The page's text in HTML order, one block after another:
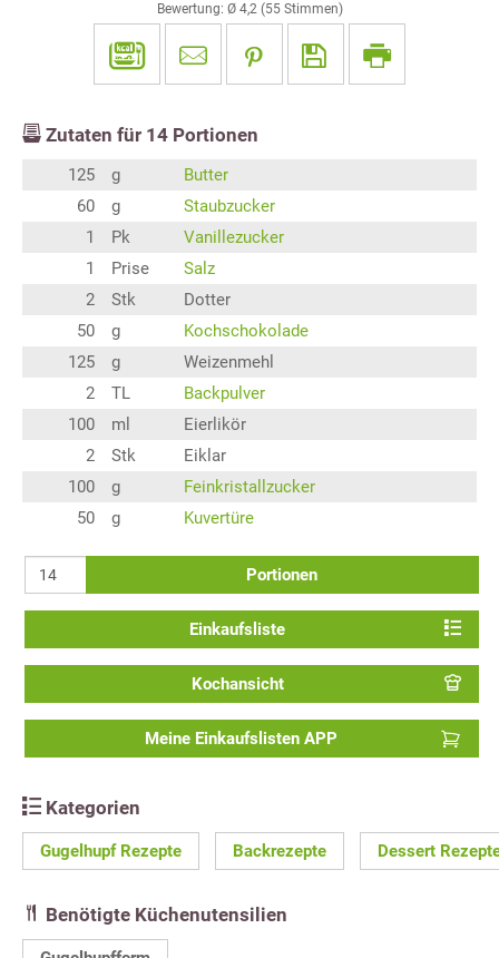
Bewertung: Ø 4,2(55Stimmen)
Zutaten für 14 Portionen
125 g
Butter
60
g
Staubzucker
1
Pk
Vanillezucker
1
Prise
Salz
2
Stk
Dotter
50
g
Kochschokolade
125
g
Weizenmehl
2
TL
Backpulver
100
ml
Eierlikör
2
Stk
Eiklar
100
g
Feinkristallzucker
50
g Kuvertüre
Portionen
Einkaufsliste
Kochansicht
Meine Einkaufslisten APP
Kategorien
Gugelhupf Rezepte Backrezepte Dessert
Benötigte Küchenutensilien